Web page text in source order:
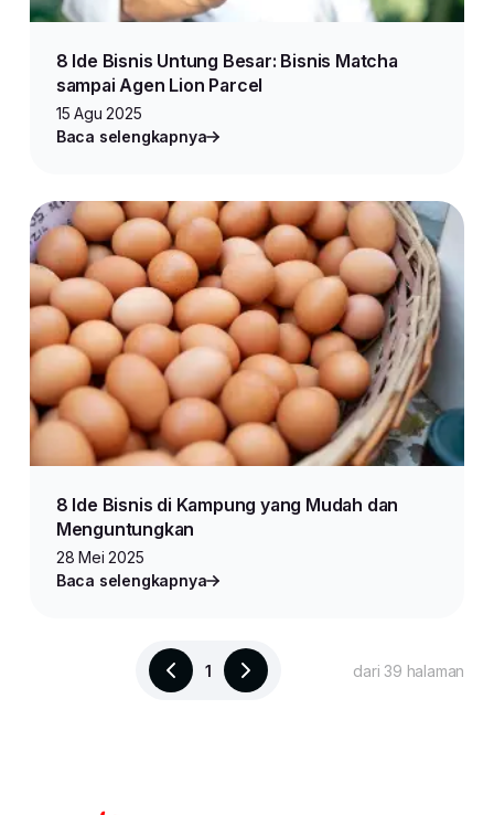
8 Ide Bisnis Untung Besar: Bisnis Matcha
sampai Agen Lion Parcel
15 Agu 2025
Baca selengkapnya
8 Ide Bisnis di Kampung yang Mudah dan
Menguntungkan
28 Mei 2025
Baca selengkapnya
1 dari 39 halaman